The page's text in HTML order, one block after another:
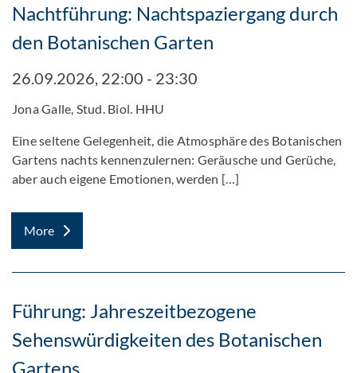
Nachtführung: Nachtspaziergang durch
den Botanischen Garten
26.09.2026, 22:00 - 23:30
Jona Galle, Stud. Biol. HHU
Eine seltene Gelegenheit, die Atmosphäre des Botanischen
Gartens nachts kennenzulernen: Geräusche und Gerüche,
aber auch eigene Emotionen, werden […]
More
Führung: Jahreszeitbezogene
Sehenswürdigkeiten des Botanischen
Gartens